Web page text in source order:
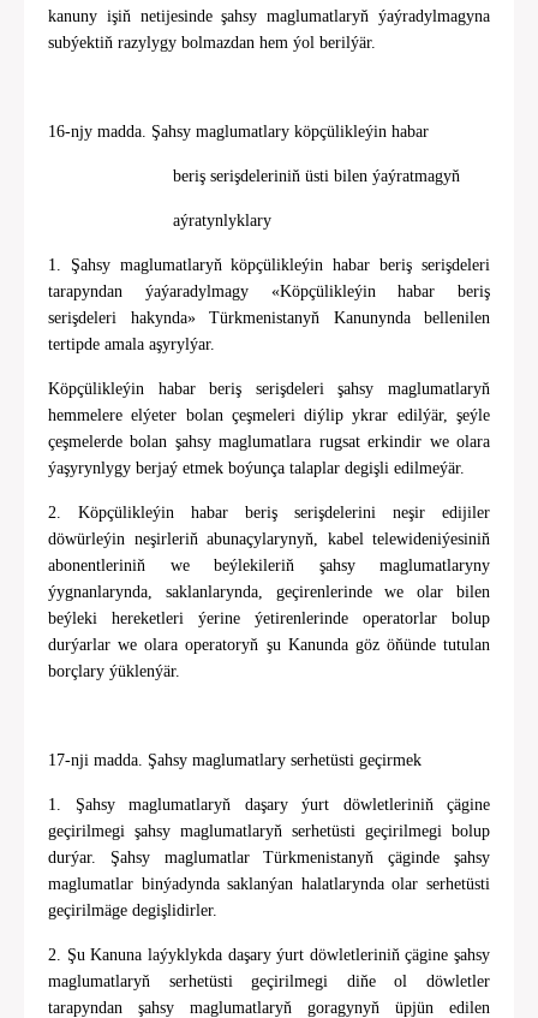
kanuny işiň netijesinde şahsy maglumatlaryň ýaýradylmagyna
subýektiň razylygy bolmazdan hem ýol berilýär.
16-njy madda. Şahsy maglumatlary köpçülikleýin habar
beriş serişdeleriniň üsti bilen ýaýratmagyň
aýratynlyklary
1. Şahsy maglumatlaryň köpçülikleýin habar beriş serişdeleri
tarapyndan ýaýaradylmagy «Köpçülikleýin habar beriş
serişdeleri hakynda» Türkmenistanyň Kanunynda bellenilen
tertipde amala aşyrylýar.
Köpçülikleýin habar beriş serişdeleri şahsy maglumatlaryň
hemmelere elýeter bolan çeşmeleri diýlip ykrar edilýär, şeýle
çeşmelerde bolan şahsy maglumatlara rugsat erkindir we olara
ýaşyrynlygy berjaý etmek boýunça talaplar degişli edilmeýär.
2. Köpçülikleýin habar beriş serişdelerini neşir edijiler
döwürleýin neşirleriň abunaçylarynyň, kabel telewideniýesiniň
abonentleriniň we beýlekileriň şahsy maglumatlaryny
ýygnanlarynda, saklanlarynda, geçirenlerinde we olar bilen
beýleki hereketleri ýerine ýetirenlerinde operatorlar bolup
durýarlar we olara operatoryň şu Kanunda göz öňünde tutulan
borçlary ýüklenýär.
17-nji madda. Şahsy maglumatlary serhetüsti geçirmek
1. Şahsy maglumatlaryň daşary ýurt döwletleriniň çägine
geçirilmegi şahsy maglumatlaryň serhetüsti geçirilmegi bolup
durýar. Şahsy maglumatlar Türkmenistanyň çäginde şahsy
maglumatlar binýadynda saklanýan halatlarynda olar serhetüsti
geçirilmäge degişlidirler.
2. Şu Kanuna laýyklykda daşary ýurt döwletleriniň çägine şahsy
maglumatlaryň serhetüsti geçirilmegi diňe ol döwletler
tarapyndan şahsy maglumatlaryň goragynyň üpjün edilen